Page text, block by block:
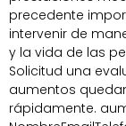
precedente
intervenir de
y la vida de las
Solicitud una
aumentos
rápidamente.